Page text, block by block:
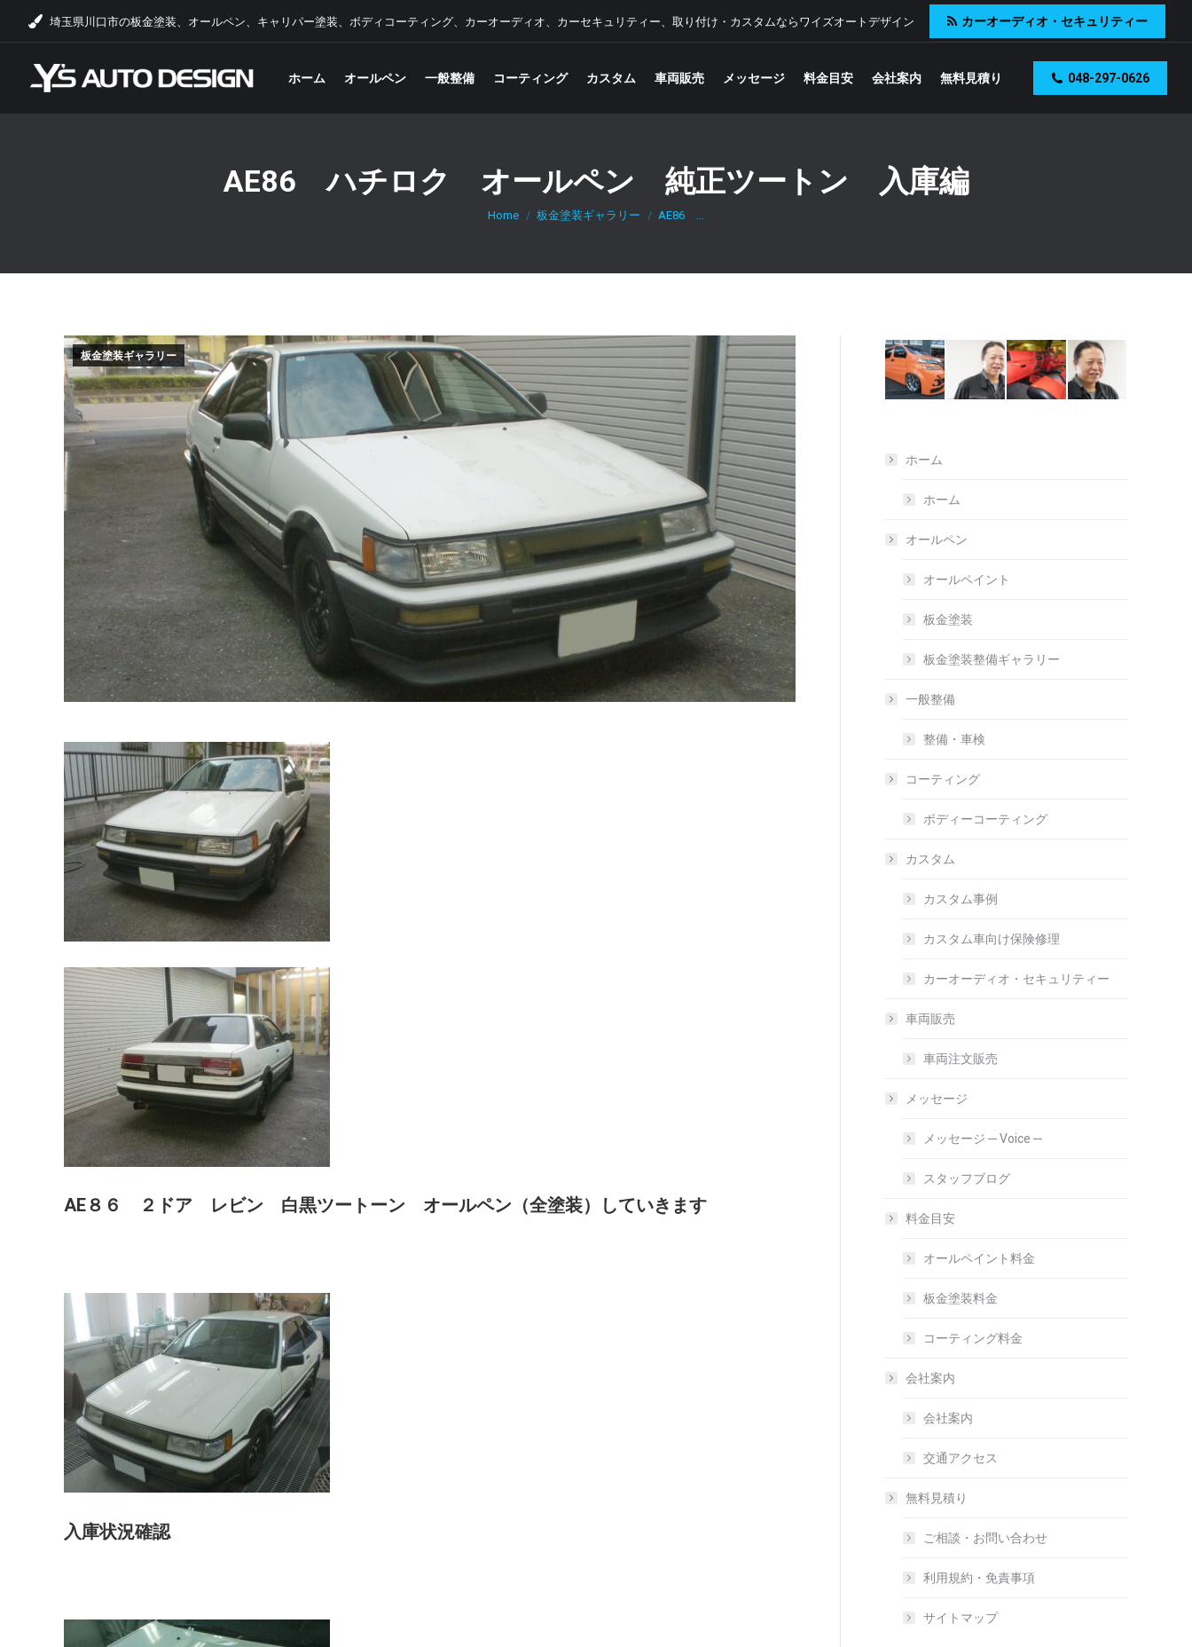
埼玉県川口市の板金塗装、オールペン、キャリパー塗装、ボディコーティング、カーオーディオ、カーセキュリティー、取り付け・カスタムならワイズオートデザイン カーオーディオ・セキュリティー
ホーム オールペン 一般整備 コーティング カスタム 車両販売 メッセージ 料金目安 会社案内 無料見積り 048-297-0626
AE86 ハチロク オールペン 純正ツートン 入庫編
You are here:
Home 板金塗装ギャラリー AE86 …
板金塗装ギャラリー
AE８６ ２ドア レビン 白黒ツートーン オールペン（全塗装）していきます
入庫状況確認
ホーム
ホーム
オールペン
オールペイント
板金塗装
板金塗装整備ギャラリー
一般整備
整備・車検
コーティング
ボディーコーティング
カスタム
カスタム事例
カスタム車向け保険修理
カーオーディオ・セキュリティー
車両販売
車両注文販売
メッセージ
メッセージ ─ Voice ─
スタッフブログ
料金目安
オールペイント料金
板金塗装料金
コーティング料金
会社案内
会社案内
交通アクセス
無料見積り
ご相談・お問い合わせ
利用規約・免責事項
サイトマップ